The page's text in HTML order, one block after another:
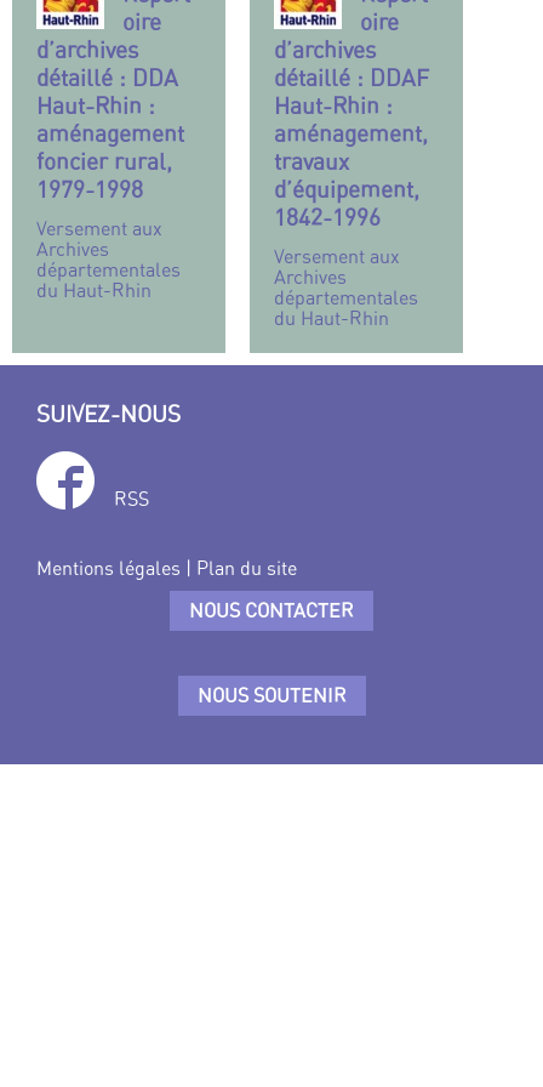
oire
d’archives
détaillé : DDA
Haut-Rhin :
aménagement
foncier rural,
1979-1998
Versement aux
Archives
départementales
du Haut-Rhin
oire
d’archives
détaillé : DDAF
Haut-Rhin :
aménagement,
travaux
d’équipement,
1842-1996
Versement aux
Archives
départementales
du Haut-Rhin
SUIVEZ-NOUS
RSS
Mentions légales | Plan du site
NOUS CONTACTER
NOUS SOUTENIR